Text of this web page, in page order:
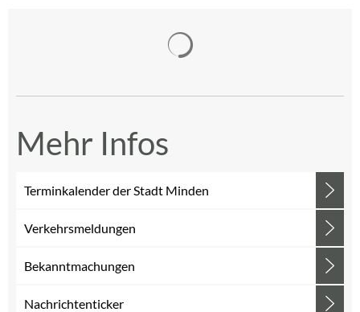
Mehr Infos
Terminkalender der Stadt Minden
Verkehrsmeldungen
Bekanntmachungen
Nachrichtenticker